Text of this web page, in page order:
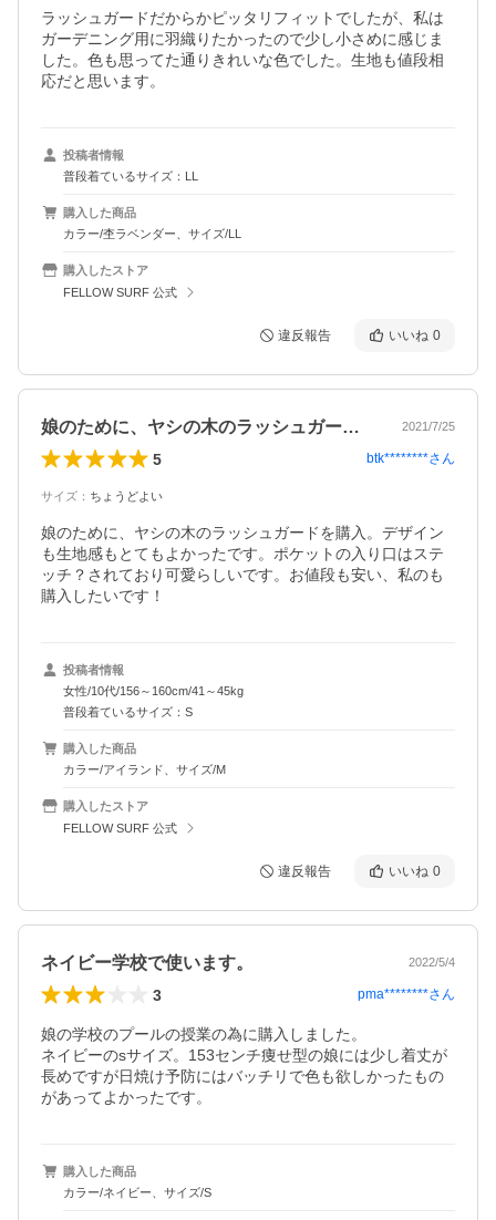
ラッシュガードだからかピッタリフィットでしたが、私は
ガーデニング用に羽織りたかったので少し小さめに感じま
した。色も思ってた通りきれいな色でした。生地も値段相
応だと思います。
投稿者情報
普段着ているサイズ：LL
購入した商品
カラー/杢ラベンダー、サイズ/LL
購入したストア
FELLOW SURF 公式
違反報告 いいね 0
娘のために、ヤシの木のラッシュガードを… 2021/7/25
5 btk********さん
サイズ ： ちょうどよい
娘のために、ヤシの木のラッシュガードを購入。デザイン
も生地感もとてもよかったです。ポケットの入り口はステ
ッチ？されており可愛らしいです。お値段も安い、私のも
購入したいです！
投稿者情報
女性/10代/156～160cm/41～45kg
普段着ているサイズ：S
購入した商品
カラー/アイランド、サイズ/M
購入したストア
FELLOW SURF 公式
違反報告 いいね 0
ネイビー学校で使います。 2022/5/4
3 pma********さん
娘の学校のプールの授業の為に購入しました。
ネイビーのsサイズ。153センチ痩せ型の娘には少し着丈が
長めですが日焼け予防にはバッチリで色も欲しかったもの
があってよかったです。
購入した商品
カラー/ネイビー、サイズ/S